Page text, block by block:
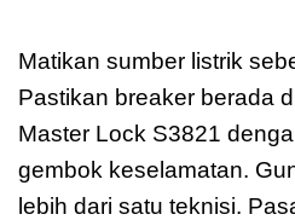
Matikan sumber listrik
Pastikan breaker berada
Master Lock S3821
gembok keselamatan.
lebih dari satu teknisi.